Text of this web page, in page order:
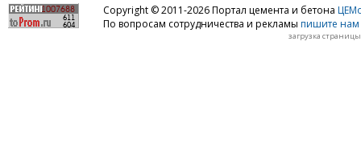
Copyright © 2011-2026 Портал цемента и бетона
По вопросам сотрудничества и рекламы пишите нам
загрузка